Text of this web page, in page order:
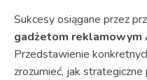
Sukcesy osiągane przez
gadżetom
Przedstawienie
zrozumieć, jak